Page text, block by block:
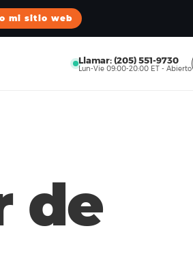
mi sitio web
Llamar: (205) 551-9730
Lun-Vie 09:00-20:00 ET - Abierto
de